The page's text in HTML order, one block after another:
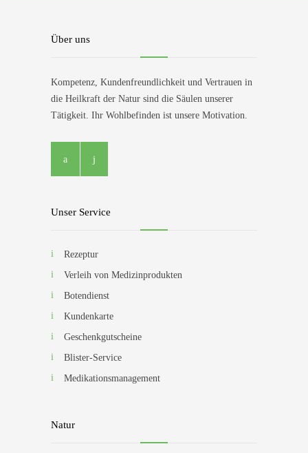
Über uns
Kompetenz, Kundenfreundlichkeit und Vertrauen in
die Heilkraft der Natur sind die Säulen unserer
Tätigkeit. Ihr Wohlbefinden ist unsere Motivation.
Unser Service
Rezeptur
Verleih von Medizinprodukten
Botendienst
Kundenkarte
Geschenkgutscheine
Blister-Service
Medikationsmanagement
Natur